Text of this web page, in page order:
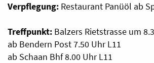
Verpflegung: Restaurant Panüöl ab
Treffpunkt: Balzers Rietstrasse um
ab Bendern Post 7.50 Uhr L11
ab Schaan Bhf 8.00 Uhr L11